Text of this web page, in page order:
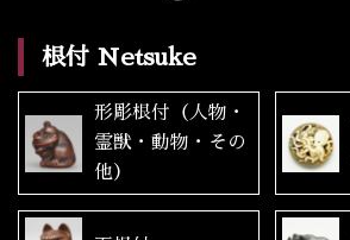
根付 Netsuke
形彫根付（人物・
霊獣・動物・その
他）